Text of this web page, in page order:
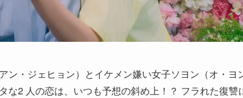
ン・ジェヒョン）とイケメン嫌い女子ソヨン（オ・ヨ
な2 人の恋は、いつも予想の斜め上！？ フラれた復讐